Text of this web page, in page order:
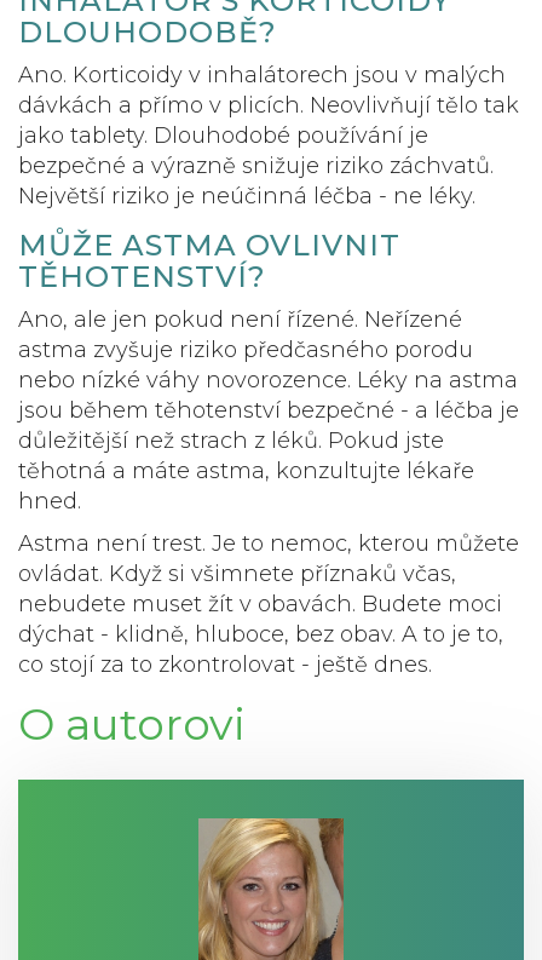
DLOUHODOBĚ?
Ano. Korticoidy v inhalátorech jsou v malých
dávkách a přímo v plicích. Neovlivňují tělo tak
jako tablety. Dlouhodobé používání je
bezpečné a výrazně snižuje riziko záchvatů.
Největší riziko je neúčinná léčba - ne léky.
MŮŽE ASTMA OVLIVNIT
TĚHOTENSTVÍ?
Ano, ale jen pokud není řízené. Neřízené
astma zvyšuje riziko předčasného porodu
nebo nízké váhy novorozence. Léky na astma
jsou během těhotenství bezpečné - a léčba je
důležitější než strach z léků. Pokud jste
těhotná a máte astma, konzultujte lékaře
hned.
Astma není trest. Je to nemoc, kterou můžete
ovládat. Když si všimnete příznaků včas,
nebudete muset žít v obavách. Budete moci
dýchat - klidně, hluboce, bez obav. A to je to,
co stojí za to zkontrolovat - ještě dnes.
O autorovi